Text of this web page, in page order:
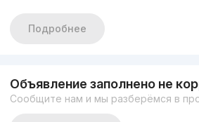
Подробнее
Объявление заполнено не
Сообщите нам и мы разберёмся в